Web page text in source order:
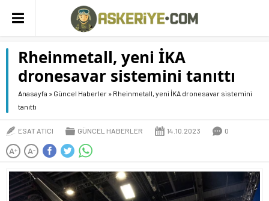
Rheinmetall, yeni İKA
dronesavar sistemini tanıttı
Anasayfa » Güncel Haberler » Rheinmetall, yeni İKA dronesavar sistemini
tanıttı
ESAT ATICI GÜNCEL HABERLER 14.10.2023 0
A+ A-